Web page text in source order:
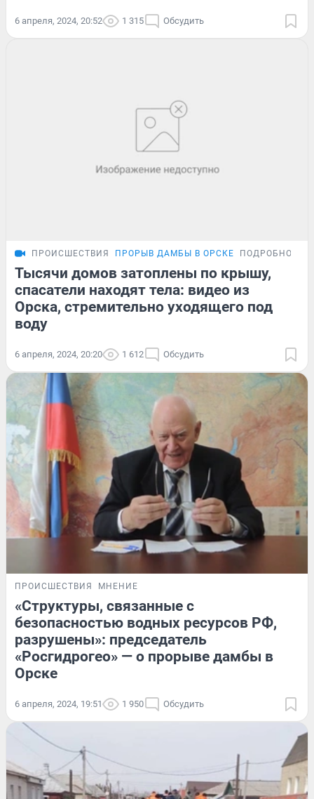
6 апреля, 2024, 20:52 1 315 Обсудить
ПРОИСШЕСТВИЯ ПРОРЫВ ДАМБЫ В ОРСКЕ ПОДРОБНОСТИ
Тысячи домов затоплены по крышу,
спасатели находят тела: видео из
Орска, стремительно уходящего под
воду
6 апреля, 2024, 20:20 1 612 Обсудить
ПРОИСШЕСТВИЯ МНЕНИЕ
«Структуры, связанные с
безопасностью водных ресурсов РФ,
разрушены»: председатель
«Росгидрогео» — о прорыве дамбы в
Орске
6 апреля, 2024, 19:51 1 950 Обсудить